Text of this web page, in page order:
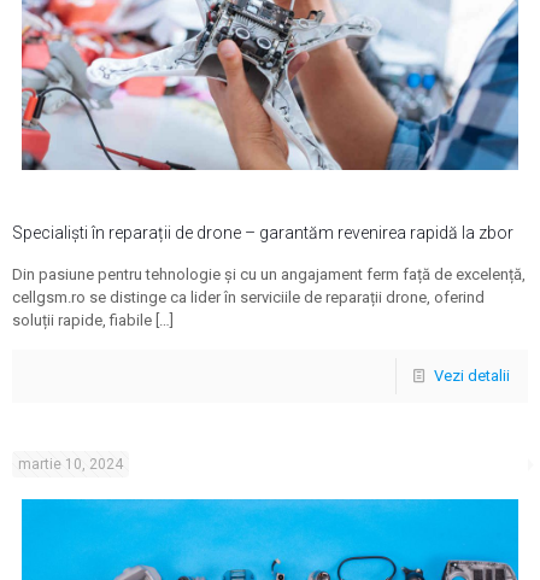
Specialiști în reparații de drone – garantăm revenirea rapidă la zbor
Din pasiune pentru tehnologie și cu un angajament ferm față de excelență,
cellgsm.ro se distinge ca lider în serviciile de reparații drone, oferind
soluții rapide, fiabile […]
Vezi detalii
martie 10, 2024